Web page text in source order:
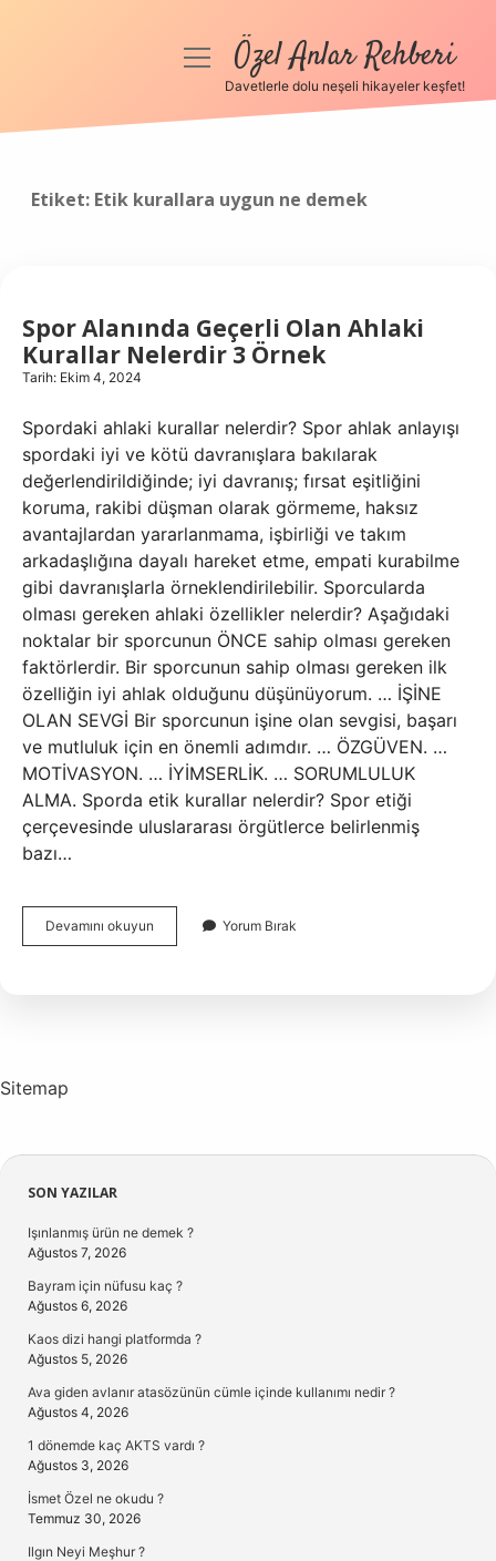
Anasayfa
menüyüÖzel Anlar Rehberi
Davetlerle dolu neşeli hikayeler keşfet!
Etiket: Etik kurallara uygun ne demek
Spor Alanında Geçerli Olan Ahlaki
Kurallar Nelerdir 3 Örnek
Tarih: Ekim 4, 2024
Spordaki ahlaki kurallar nelerdir? Spor ahlak anlayışı
spordaki iyi ve kötü davranışlara bakılarak
değerlendirildiğinde; iyi davranış; fırsat eşitliğini
koruma, rakibi düşman olarak görmeme, haksız
avantajlardan yararlanmama, işbirliği ve takım
arkadaşlığına dayalı hareket etme, empati kurabilme
gibi davranışlarla örneklendirilebilir. Sporcularda
olması gereken ahlaki özellikler nelerdir? Aşağıdaki
noktalar bir sporcunun ÖNCE sahip olması gereken
faktörlerdir. Bir sporcunun sahip olması gereken ilk
özelliğin iyi ahlak olduğunu düşünüyorum. … İŞİNE
OLAN SEVGİ Bir sporcunun işine olan sevgisi, başarı
ve mutluluk için en önemli adımdır. … ÖZGÜVEN. …
MOTİVASYON. … İYİMSERLİK. … SORUMLULUK
ALMA. Sporda etik kurallar nelerdir? Spor etiği
çerçevesinde uluslararası örgütlerce belirlenmiş
bazı…
Devamını okuyun
Alanında
Yorum Bırak
Sitemap
Sidebar
SON YAZILAR
Işınlanmış ürün ne demek ?
Ağustos 7, 2026
Bayram için nüfusu kaç ?
Ağustos 6, 2026
Kaos dizi hangi platformda ?
Ağustos 5, 2026
Ava giden avlanır atasözünün cümle içinde kullanımı nedir ?
Ağustos 4, 2026
1 dönemde kaç AKTS vardı ?
Ağustos 3, 2026
İsmet Özel ne okudu ?
Temmuz 30, 2026
Ilgın Neyi Meşhur ?